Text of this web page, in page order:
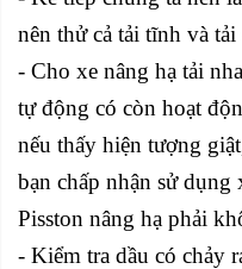
nên thử cả tải tĩnh và
- Cho xe nâng hạ tải
tự động có còn hoạt
nếu thấy hiện tượng
bạn chấp nhận sử
Pisston nâng hạ phải
- Kiểm tra dầu có chảy